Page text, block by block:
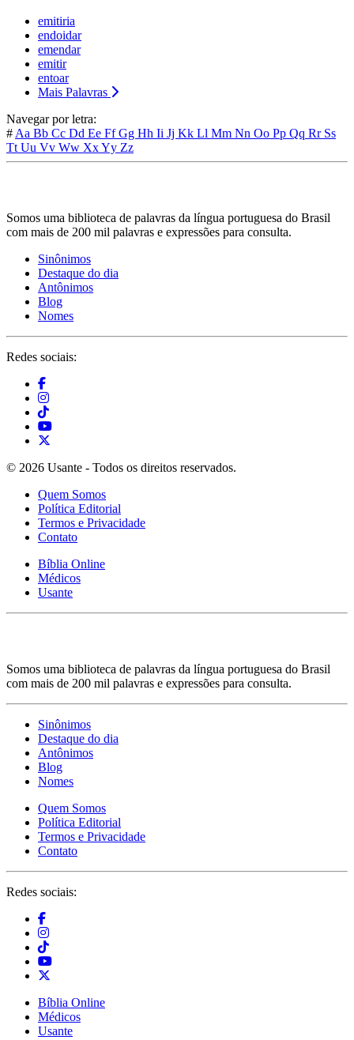
emitiria
endoidar
emendar
emitir
entoar
Mais Palavras
Navegar por letra:
# Aa Bb Cc Dd Ee FfGg Hh Ii Jj Kk Ll Mm Nn Oo Pp Qq Rr Ss
Tt Uu Vv Ww XxYy Zz
Somos uma biblioteca de palavras da língua portuguesa do Brasil
com mais de 200 mil palavras e expressões para consulta.
Sinônimos
Destaque do dia
Antônimos
Blog
Nomes
Redes sociais:
© 2026 Usante - Todos os direitos reservados.
Quem Somos
Política Editorial
Termos e Privacidade
Contato
Bíblia Online
Médicos
Usante
Somos uma biblioteca de palavras da língua portuguesa do Brasil
com mais de 200 mil palavras e expressões para consulta.
Sinônimos
Destaque do dia
Antônimos
Blog
Nomes
Quem Somos
Política Editorial
Termos e Privacidade
Contato
Redes sociais:
Bíblia Online
Médicos
Usante